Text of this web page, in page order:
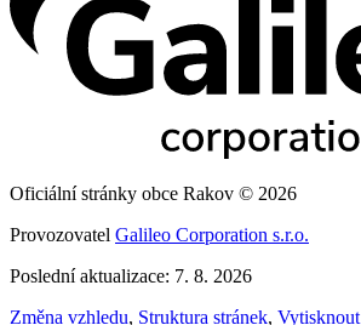
Oficiální stránky obce Rakov © 2026
Provozovatel Galileo Corporation s.r.o.
Poslední aktualizace: 7. 8. 2026
Změna vzhledu, Struktura stránek, Vytisknout